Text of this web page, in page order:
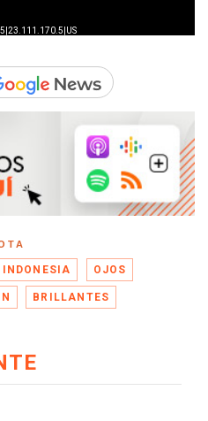
INDONESIA OJOS
BRILLANTES